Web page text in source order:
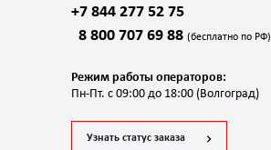
+7 844 277 52 75
8 800 707 69 88 (бесплатно по РФ)
Режим работы операторов:
Пн-Пт. с 09:00 до 18:00 (Волгоград)
Узнать статус заказа